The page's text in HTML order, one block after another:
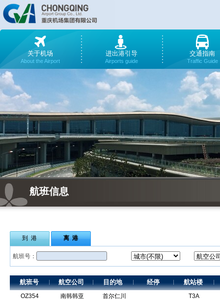
关于机场
About the Airport
进出港引导
Airports guide
交通指南
Traffic Guide
航班信息
到 港 离 港
航班号：
航班号 航空公司 目的地 经停 航站楼
OZ354 南韩韩亚 首尔仁川
T3A